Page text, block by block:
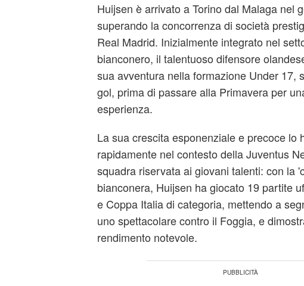
Huijsen è arrivato a Torino dal Malaga nel
superando la concorrenza di società
Real Madrid. Inizialmente integrato nel
bianconero, il talentuoso difensore
sua avventura nella formazione Under 17,
gol, prima di passare alla Primavera per
esperienza.
La sua crescita esponenziale e precoce lo
rapidamente nel contesto della Juventus
squadra riservata ai giovani talenti: con la
bianconera, Huijsen ha giocato 19 partite
e Coppa Italia di categoria, mettendo a
uno spettacolare contro il Foggia, e
rendimento notevole.